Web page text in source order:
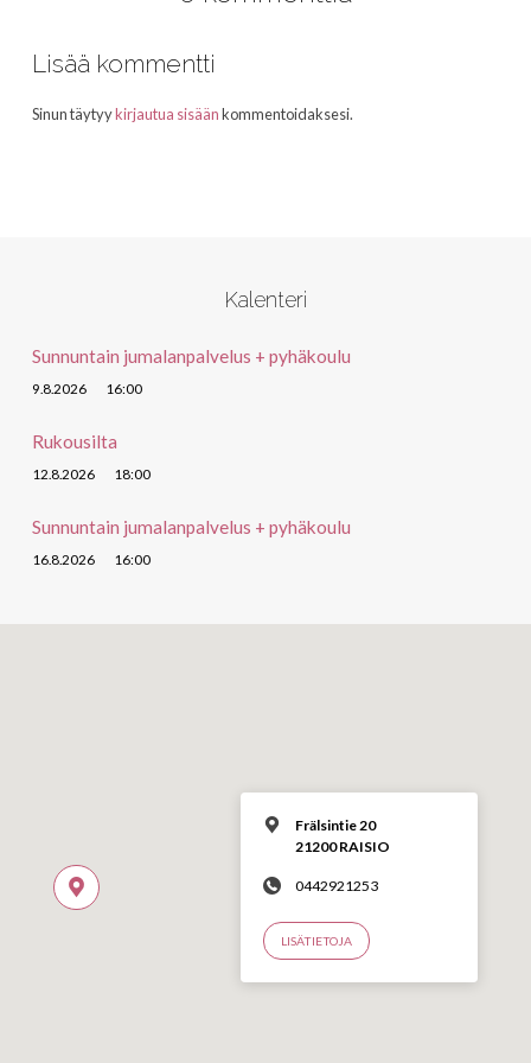
Lisää kommentti
Sinun täytyykirjautua sisäänkommentoidaksesi.
Kalenteri
Sunnuntain jumalanpalvelus + pyhäkoulu
9.8.2026 16:00
Rukousilta
12.8.2026 18:00
Sunnuntain jumalanpalvelus + pyhäkoulu
16.8.2026 16:00
Frälsintie 20
21200 RAISIO
0442921253
LISÄTIETOJA